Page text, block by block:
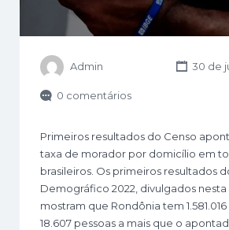
Admin 30 de
0 comentários
Primeiros resultados do Censo
taxa de morador por domicílio em
brasileiros. Os primeiros resultados
Demográfico 2022, divulgados nesta
mostram que Rondônia tem
18.607 pessoas a mais que o